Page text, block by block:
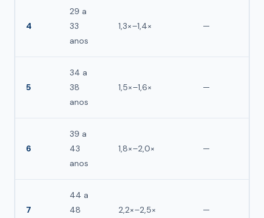
4
29 a
33
anos
1,3×–1,4× —
5
34 a
38
anos
1,5×–1,6× —
6
39 a
43
anos
1,8×–2,0× —
7
44 a
48
2,2×–2,5× —